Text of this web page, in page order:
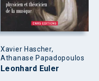
Xavier Hascher,
Athanase Papadopoulos
Leonhard Euler